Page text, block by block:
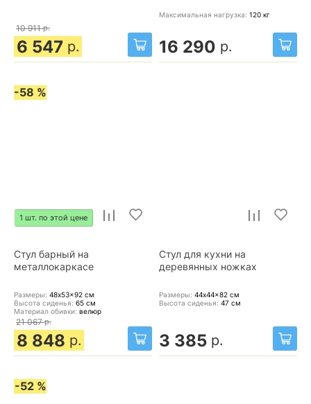
10 911 р.
6 547 р.
Максимальная нагрузка: 120 кг
16 290 р.
-58 %
1 шт. по этой цене
Стул барный на
металлокаркасе
Размеры: 48x53x92 см
Высота сиденья: 65 см
Материал обивки: велюр
21 067 р.
8 848 р.
Стул для кухни на
деревянных ножках
Размеры: 44x44x82 см
Высота сиденья: 47 см
3 385 р.
-52 %